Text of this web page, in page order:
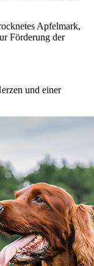
Apfelmark,
Förderung der
und einer